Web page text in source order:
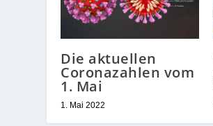
Die aktuellen
Coronazahlen vom
1. Mai
1. Mai 2022